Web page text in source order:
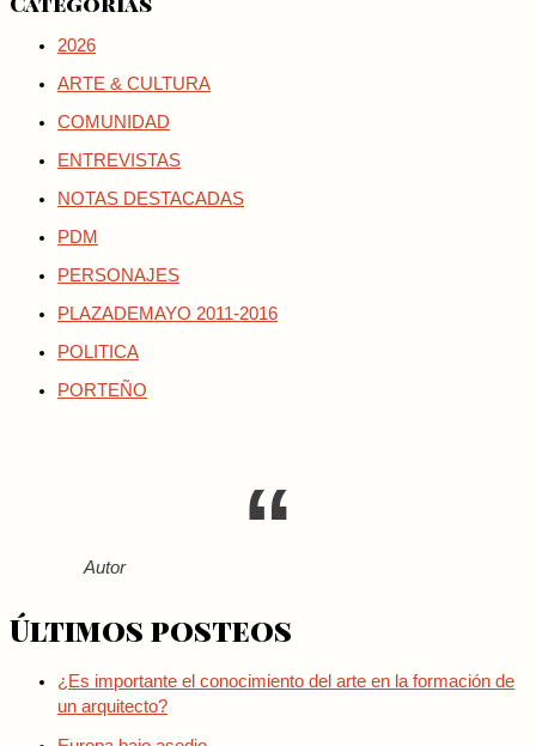
2026
ARTE & CULTURA
COMUNIDAD
ENTREVISTAS
NOTAS DESTACADAS
PDM
PERSONAJES
PLAZADEMAYO 2011-2016
POLITICA
PORTEÑO
Autor
Últimos posteos
¿Es importante el conocimiento del arte en la formación de
un arquitecto?